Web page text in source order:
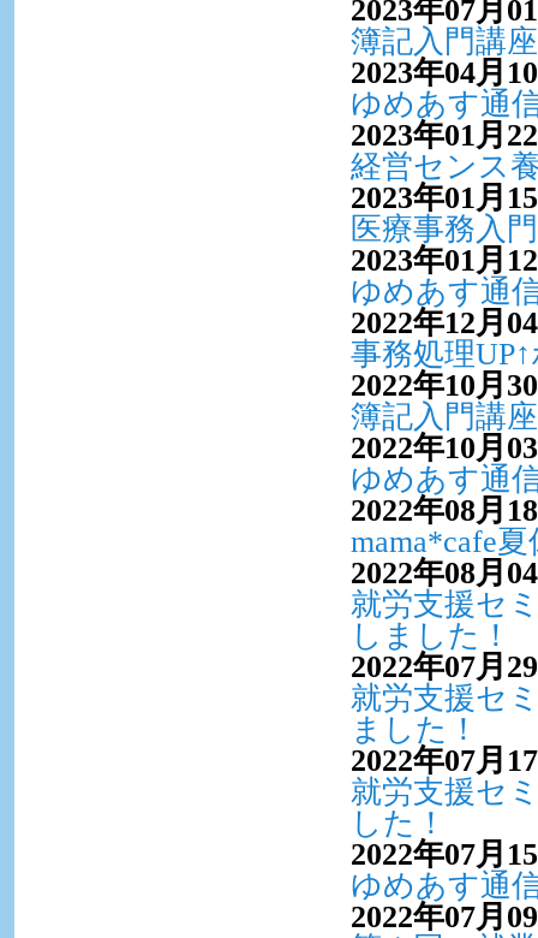
2023年07月
簿記入門講
2023年04月
ゆめあす通
2023年01月
経営センス
2023年01月
医療事務入
2023年01月
ゆめあす通
2022年12月
事務処理
2022年10月
簿記入門講
2022年10月
ゆめあす通
2022年08月
mama*cafe
2022年08月
就労支援セ
しました！
2022年07月
就労支援セ
ました！
2022年07月
就労支援セ
した！
2022年07月
ゆめあす通
2022年07月